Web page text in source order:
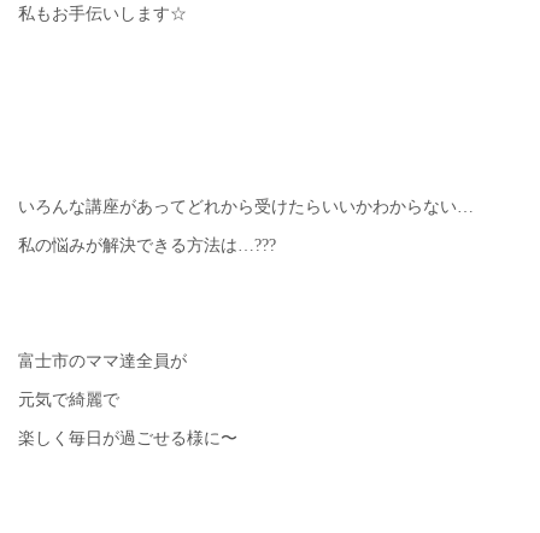
私もお手伝いします☆
いろんな講座があってどれから受けたらいいかわからない…
私の悩みが解決できる方法は…???
富士市のママ達全員が
元気で綺麗で
楽しく毎日が過ごせる様に〜